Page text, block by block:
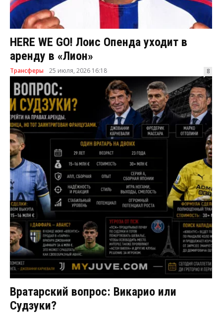
HERE WE GO! Лоис Опенда уходит в
аренду в «Лион»
Трансферы 25 июля, 2026 16:18 8
Вратарский вопрос: Викарио или
Судзуки?